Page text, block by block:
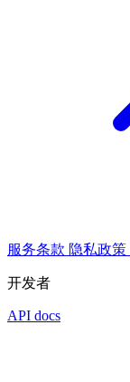
服务条款 隐私政策
开发者
API docs